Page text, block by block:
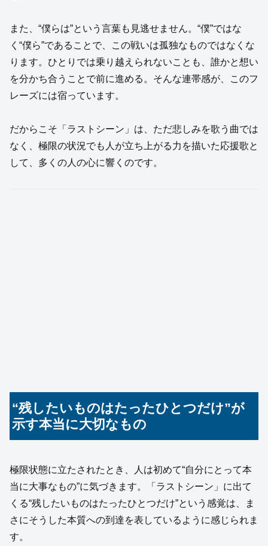
また、“僕らは”という言葉も見逃せません。“僕”ではな
く“僕ら”であることで、この戦いは孤独なものではなくな
ります。ひとりでは乗り越えられないことも、誰かと想い
を分かち合うことで前に進める。そんな連帯感が、このフ
レーズには宿っています。
だからこそ「ラストシーン」は、ただ悲しみを歌う曲では
なく、極限の状況でも人が立ち上がる力を描いた応援歌と
して、多くの人の心に響くのです。
“残したいものはたったひとつだけ”が
示す本当に大切なもの
極限状態に立たされたとき、人は初めて“自分にとって本
当に大事なもの”に気づきます。「ラストシーン」に出て
くる“残したいものはたったひとつだけ”という感覚は、ま
さにそうした本質への到達を表しているように感じられま
す。